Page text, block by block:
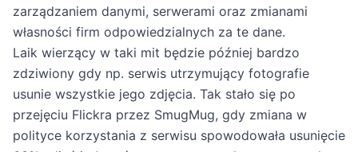
zarządzaniem danymi, serwerami oraz zmianami
własności firm odpowiedzialnych za te dane.
Laik wierzący w taki mit będzie później bardzo
zdziwiony gdy np. serwis utrzymujący fotografie
usunie wszystkie jego zdjęcia. Tak stało się po
przejęciu Flickra przez SmugMug, gdy zmiana w
polityce korzystania z serwisu spowodowała usunięcie